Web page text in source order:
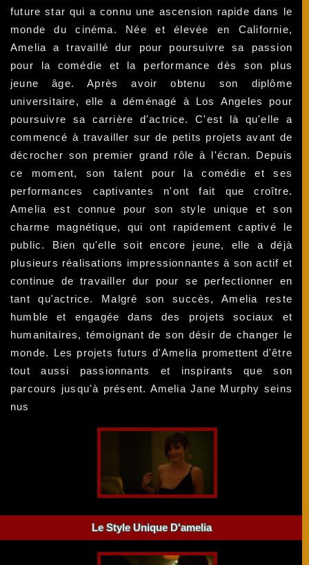
future star qui a connu une ascension rapide dans le
monde du cinéma. Née et élevée en Californie,
Amelia a travaillé dur pour poursuivre sa passion
pour la comédie et la performance dès son plus
jeune âge. Après avoir obtenu son diplôme
universitaire, elle a déménagé à Los Angeles pour
poursuivre sa carrière d'actrice. C'est là qu'elle a
commencé à travailler sur de petits projets avant de
décrocher son premier grand rôle à l'écran. Depuis
ce moment, son talent pour la comédie et ses
performances captivantes n'ont fait que croître.
Amelia est connue pour son style unique et son
charme magnétique, qui ont rapidement captivé le
public. Bien qu'elle soit encore jeune, elle a déjà
plusieurs réalisations impressionnantes à son actif et
continue de travailler dur pour se perfectionner en
tant qu'actrice. Malgré son succès, Amelia reste
humble et engagée dans des projets sociaux et
humanitaires, témoignant de son désir de changer le
monde. Les projets futurs d'Amelia promettent d'être
tout aussi passionnants et inspirants que son
parcours jusqu'à présent. Amelia Jane Murphy seins
nus
Le Style Unique D'amelia